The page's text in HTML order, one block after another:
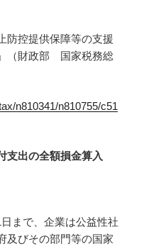
控提供保障等の支援
（財政部 国家税務総
n810341/n810755/c51
支出の全額損金算入
まで、企業は公益性社
及びその部門等の国家